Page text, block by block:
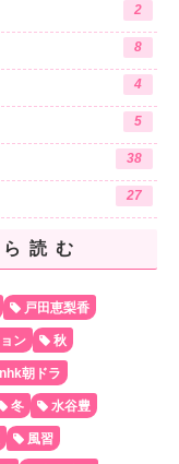
2
8
4
5
38
27
読む
戸田恵梨香
ン 秋
nhk朝ドラ
冬 水谷豊
風習